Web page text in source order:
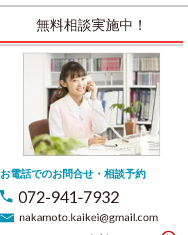
無料相談実施中！
お電話でのお問合せ・相談予約
072-941-7932
nakamoto.kaikei@gmail.com